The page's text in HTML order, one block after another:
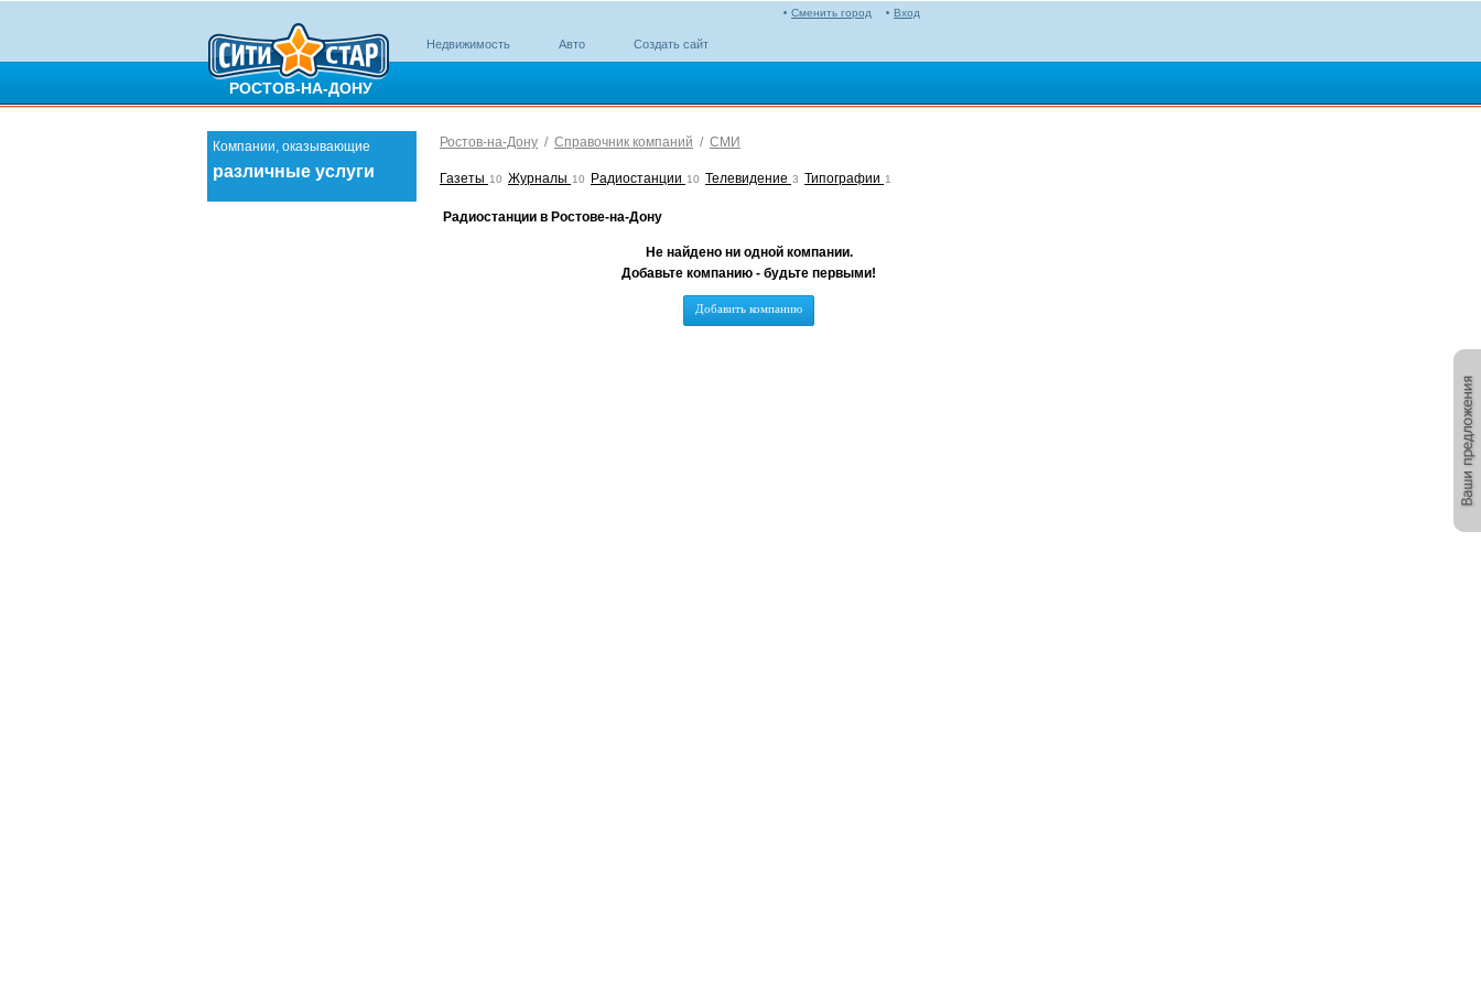
РОСТОВ-НА-ДОНУ
Вход
Сменить город
Недвижимость Авто Создать сайт
Компании, оказывающие
различные услуги
Ростов-на-Дону / Справочник компаний / СМИ
Газеты 10 Журналы 10 Радиостанции 10 Телевидение 3 Типографии 1
Радиостанции в Ростове-на-Дону
Не найдено ни одной компании.
Добавьте компанию - будьте первыми!
Добавить компанию